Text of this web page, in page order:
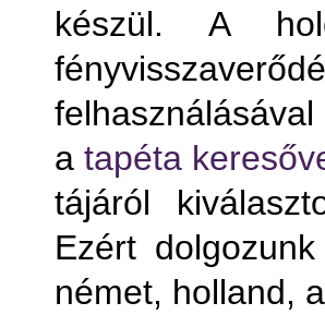
készül. A
atapéta
tájáról
Ezért
német, holland,